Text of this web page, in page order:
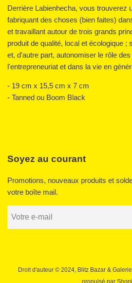
Derrière Labienhecha, vous trouverez
fabriquant des choses (bien faites)
et travaillant autour de trois grands
produit de qualité, local et écologique ;
et, d'autre part, autonomiser le rôle
l'entrepreneuriat et dans la vie en
- 19 cm x 15,5 cm x 7 cm
- Tanned ou Boom Black
Soyez au courant
Promotions, nouveaux produits et
votre boîte mail.
Droit d'auteur © 2024, Blitz Bazar & Galerie
propulsé par